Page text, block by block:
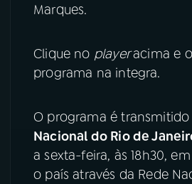
Marques.
Clique no playeracima e
programa na integra.
O programa é transmitido
Nacional do Rio de
a sexta-feira, às 18h30,
o país através da Rede